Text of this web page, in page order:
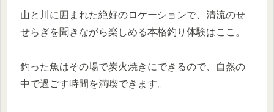
山と川に囲まれた絶好のロケーションで、清流のせ
せらぎを聞きながら楽しめる本格釣り体験はここ。
釣った魚はその場で炭火焼きにできるので、自然の
中で過ごす時間を満喫できます。